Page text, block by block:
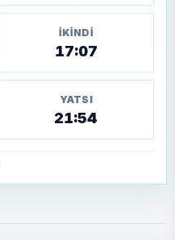
İKINDI
17:07
YATSI
21:54